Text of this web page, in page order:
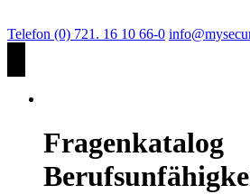
Telefon (0) 721. 16 10 66-0
Fragenkatalog